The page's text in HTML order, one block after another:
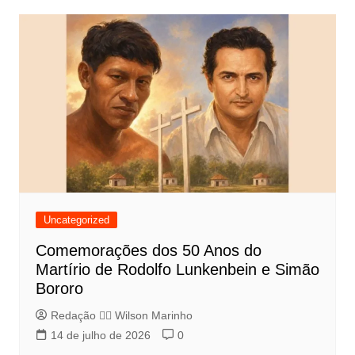
Uncategorized
Comemorações dos 50 Anos do
Martírio de Rodolfo Lunkenbein e Simão
Bororo
Redação 👨‍⚖️​ Wilson Marinho
14 de julho de 2026
0